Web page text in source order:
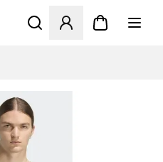
Åbner en Modal til at